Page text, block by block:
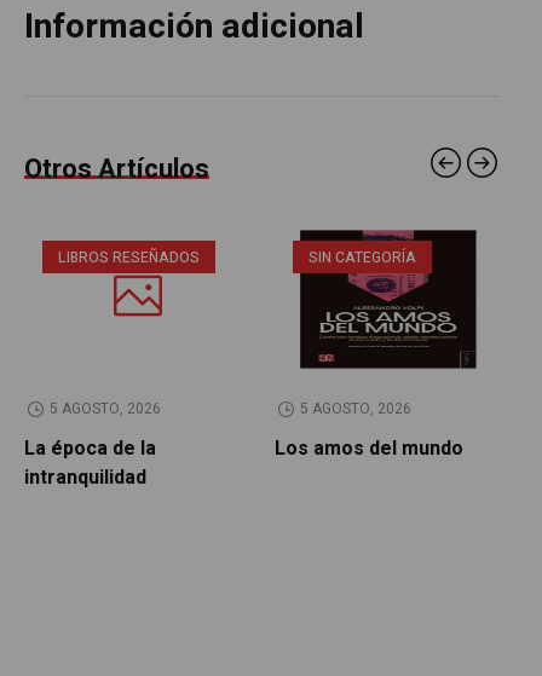
Información adicional
Otros Artículos
LIBROS RESEÑADOS
5 AGOSTO, 2026
La época de la
intranquilidad
SIN CATEGORÍA
5 AGOSTO, 2026
Los amos del mundo